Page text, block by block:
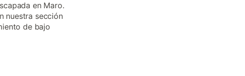
en Maro.
nuestra sección
de bajo